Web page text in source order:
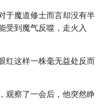
于魔道修士而言却没有半
受到魔气反噬，走火入
红这样一株毫无益处反而
观察了一会后，他突然睁